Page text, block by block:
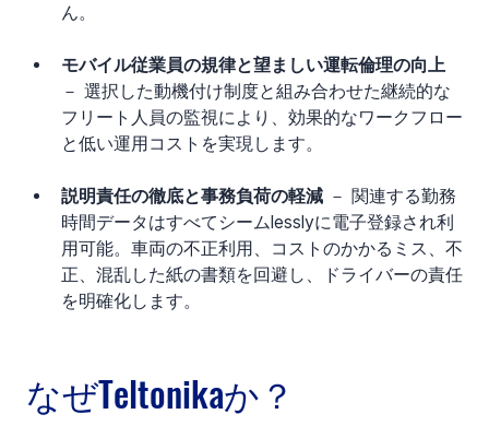
ん。
モバイル従業員の規律と望ましい運転倫理の向上
－ 選択した動機付け制度と組み合わせた継続的な
フリート人員の監視により、効果的なワークフロー
と低い運用コストを実現します。
説明責任の徹底と事務負荷の軽減 － 関連する勤務
時間データはすべてシームlesslyに電子登録され利
用可能。車両の不正利用、コストのかかるミス、不
正、混乱した紙の書類を回避し、ドライバーの責任
を明確化します。
なぜTeltonikaか？